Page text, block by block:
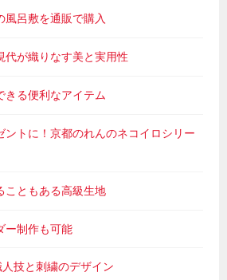
風呂敷を通販で購入
代が織りなす美と実用性
きる便利なアイテム
ントに！京都のれんのネコイロシリー
こともある高級生地
ー制作も可能
技と刺繍のデザイン